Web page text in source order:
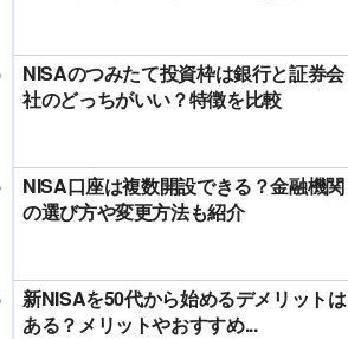
NISAのつみたて投資枠は銀行と証券会
社のどっちがいい？特徴を比較
NISA口座は複数開設できる？金融機関
の選び方や変更方法も紹介
新NISAを50代から始めるデメリットは
ある？メリットやおすすめ...